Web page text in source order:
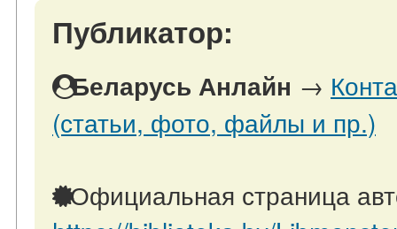
Публикатор:
Беларусь Анлайн →
(статьи, фото, файлы и пр.)
Официальная страница